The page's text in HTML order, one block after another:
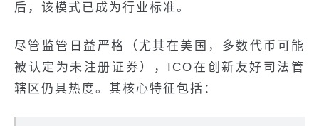
后，该模式已成为行业标准。
尽管监管日益严格（尤其在美国，多数代币可能
被认定为未注册证券），ICO在创新友好司法管
辖区仍具热度。其核心特征包括：